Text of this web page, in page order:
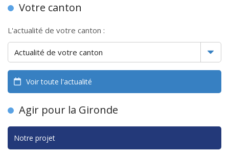
Votre canton
L'actualité de votre canton :
Voir toute l'actualité
Agir pour la Gironde
Notre projet